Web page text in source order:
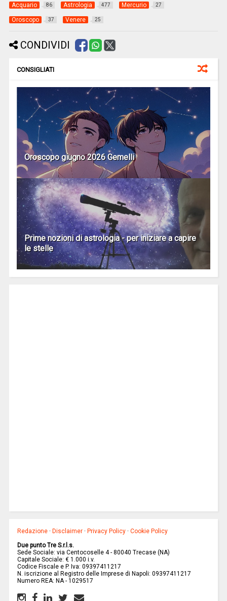
Acquario 86 Astrologia 477 Mercurio 27
Oroscopo 37 Venere 25
CONDIVIDI
CONSIGLIATI
Oroscopo giugno 2026 Gemelli
Prime nozioni di astrologia - per iniziare a capire
le stelle
Redazione ·Disclaimer ·Privacy Policy ·Cookie Policy
Due punto Tre S.r.l.s.
Sede Sociale: via Centocoselle 4 - 80040 Trecase (NA)
Capitale Sociale: € 1.000 i.v.
Codice Fiscale e P. Iva: 09397411217
N. iscrizione al Registro delle Imprese di Napoli: 09397411217
Numero REA: NA - 1029517